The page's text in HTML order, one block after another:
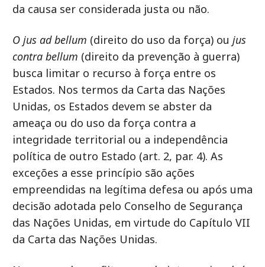
da causa ser considerada justa ou não.
O jus ad bellum (direito do uso da força) ou jus
contra bellum (direito da prevenção à guerra)
busca limitar o recurso à força entre os
Estados. Nos termos da Carta das Nações
Unidas, os Estados devem se abster da
ameaça ou do uso da força contra a
integridade territorial ou a independência
política de outro Estado (art. 2, par. 4). As
exceções a esse princípio são ações
empreendidas na legítima defesa ou após uma
decisão adotada pelo Conselho de Segurança
das Nações Unidas, em virtude do Capítulo VII
da Carta das Nações Unidas.